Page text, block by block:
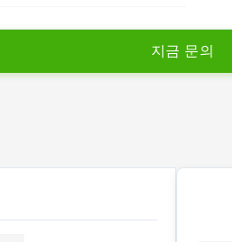
지 금 문의